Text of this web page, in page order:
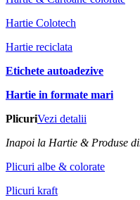
Hartie Colotech
Hartie reciclata
Etichete autoadezive
Hartie in formate mari
PlicuriVezi detalii
Inapoi la Hartie & Produse
Plicuri albe & colorate
Plicuri kraft